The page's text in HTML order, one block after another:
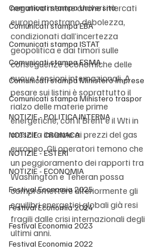
Comunicati stampa Università
Comunicati stampa EBA
Comunicati stampa ISTAT
Comunicati stampa ESMA
Comunicati stampa Ministero Imprese
Comunicati stampa Ministero traspor
NOTIZIE - POLITICA INTERNA
NOTIZIE - CRONACA
NOTIZIE - ESTERI
NOTIZIE - ECONOMIA
Festival Economia 2025
Festival Economia 2024
Festival Economia 2023
Festival Economia 2022
negativo mentre anche i mercati
europei mostrano debolezza,
condizionati dall’incertezza
geopolitica e dai timori sulle
conseguenze economiche delle
nuove tensioni internazionali. A
pesare sui listini è soprattutto il
rialzo delle materie prime
energetiche, con il Brent e il Wti in
crescita insieme ai prezzi del gas
europeo. Gli operatori temono che
un peggioramento dei rapporti tra
Washington e Teheran possa
compromettere ulteriormente gli
equilibri energetici globali già resi
fragili dalle crisi internazionali degli
ultimi anni.